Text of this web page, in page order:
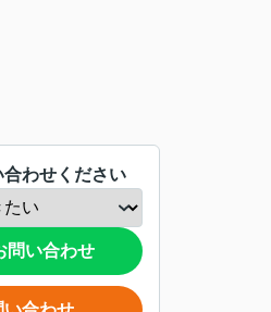
わせください
問い合わせ